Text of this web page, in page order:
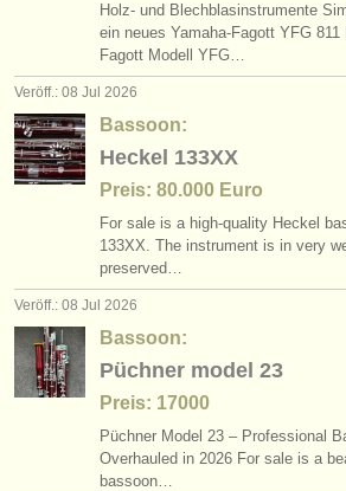
Holz- und Blechblasinstrumente
ein neues Yamaha-Fagott YFG
Fagott Modell YFG…
Veröff.: 08 Jul 2026
Bassoon:
Heckel 133XX
Preis: 80.000 Euro
For sale is a high-quality Heckel
133XX. The instrument is in very
preserved…
Veröff.: 08 Jul 2026
Bassoon:
Püchner model 23
Preis: 17000
Püchner Model 23 – Professional
Overhauled in 2026 For sale is a
bassoon…